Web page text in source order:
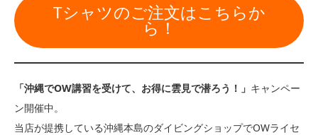
Tシャツのご注文はこちらか
ら！
「沖縄でOW講習を受けて、お得に雲見で潜ろう！」 キャンペー
ン開催中。
当店が提携している沖縄本島のダイビングショップでOWライセ